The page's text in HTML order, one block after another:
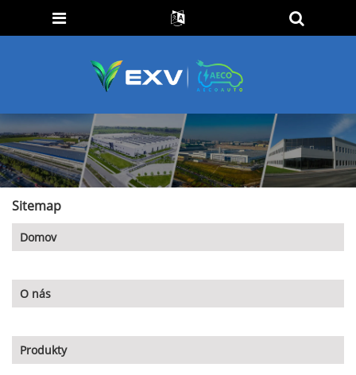
Sitemap
Domov
O nás
Produkty